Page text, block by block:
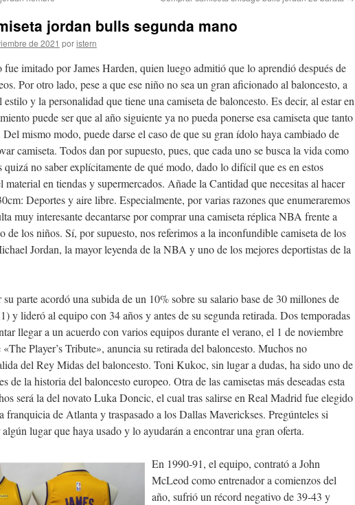
jordan bulls segunda mano
de 2021 poristern
fue imitado por James Harden, quien luego admitió que lo aprendió después de
Por otro lado, pese a que ese niño no sea un gran aficionado al baloncesto, a
y la personalidad que tiene una camiseta de baloncesto. Es decir, al estar en
puede ser que al año siguiente ya no pueda ponerse esa camiseta que tanto
mismo modo, puede darse el caso de que su gran ídolo haya cambiado de
camiseta. Todos dan por supuesto, pues, que cada uno se busca la vida como
quizá no saber explícitamente de qué modo, dado lo difícil que es en estos
material en tiendas y supermercados. Añade la Cantidad que necesitas al hacer
Deportes y aire libre. Especialmente, por varias razones que enumeraremos
muy interesante decantarse por comprar una camiseta réplica NBA frente a
de los niños. Sí, por supuesto, nos referimos a la inconfundible camiseta de los
Jordan, la mayor leyenda de la NBA y uno de los mejores deportistas de la
parte acordó una subida de un 10% sobre su salario base de 30 millones de
y lideró al equipo con 34 años y antes de su segunda retirada. Dos temporadas
llegar a un acuerdo con varios equipos durante el verano, el 1 de noviembre
«The Player’s Tribute», anuncia su retirada del baloncesto. Muchos no
del Rey Midas del baloncesto. Toni Kukoc, sin lugar a dudas, ha sido uno de
de la historia del baloncesto europeo. Otra de las camisetas más deseadas esta
será la del novato Luka Doncic, el cual tras salirse en Real Madrid fue elegido
franquicia de Atlanta y traspasado a los Dallas Maverickses. Pregúnteles si
lugar que haya usado y lo ayudarán a encontrar una gran oferta.
En 1990-91, el equipo, contrató a John
McLeod como entrenador a comienzos del
año, sufrió un récord negativo de 39-43 y